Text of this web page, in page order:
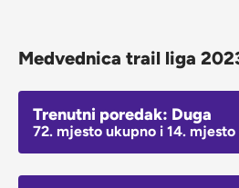
Medvednica trail liga
Trenutni poredak: Duga
72. mjesto ukupno i 14.